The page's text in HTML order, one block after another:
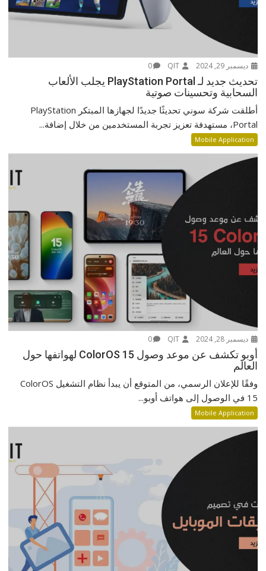
ديسمبر 29, 2024 QIT
0
تحديث جديد لـ PlayStation Portal يجلب الألعاب
السحابية وتحسينات صوتية
أطلقت شركة سوني تحديثًا جديدًا لجهازها المبتكر PlayStation
Portal، مستهدفة تعزيز تجربة المستخدمين من خلال إضافة...
Mobile Application
ديسمبر 28, 2024 QIT
0
أوبو تكشف عن موعد وصول ColorOS 15 لهواتفها حول
العالم
وفقًا للإعلان الرسمي، من المتوقع أن يبدأ نظام التشغيل ColorOS
15 في الوصول إلى هواتف أوبو...
Mobile Application